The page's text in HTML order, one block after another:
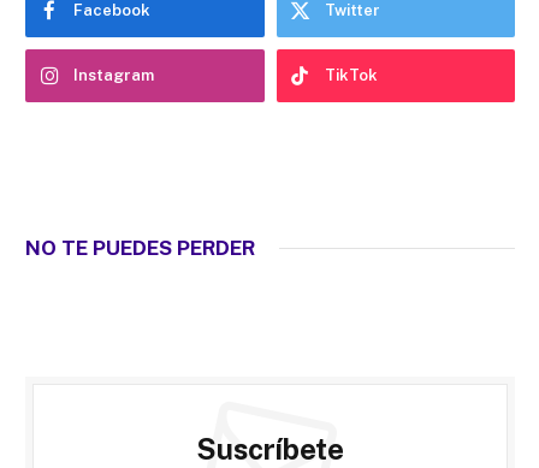
Facebook Twitter
Instagram TikTok
NO TE PUEDES PERDER
Suscríbete